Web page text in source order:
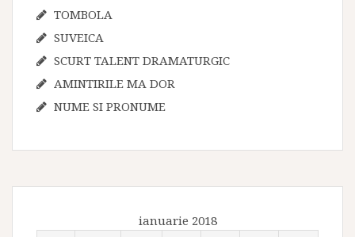
TOMBOLA
SUVEICA
SCURT TALENT DRAMATURGIC
AMINTIRILE MA DOR
NUME SI PRONUME
ianuarie 2018